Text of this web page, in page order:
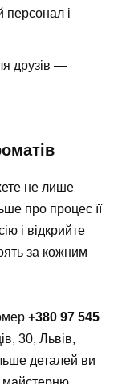
персонал і
друзів —
не лише
про процес її
і відкрийте
за кожним
+380 97 545
30, Львів,
деталей ви